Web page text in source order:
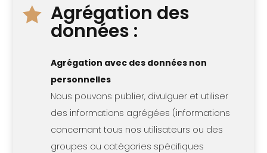
 Agrégation des
données :
Agrégation avec des données non
personnelles
Nous pouvons publier, divulguer et utiliser
des informations agrégées (informations
concernant tous nos utilisateurs ou des
groupes ou catégories spécifiques